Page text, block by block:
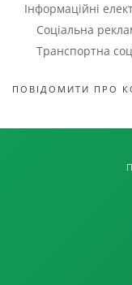
Інформаційні
Соціальна
Транспортна
ПОВІДОМИТИ ПРО